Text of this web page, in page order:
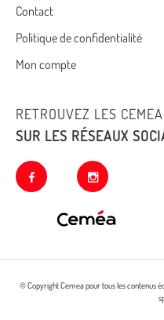
Cemea
footer
Contact
Politique de confidentialité
Mon compte
RETROUVEZ LES CEMEA
SUR LES RÉSEAUX
facebook instagram
© Copyright Cemea pour tous les contenus